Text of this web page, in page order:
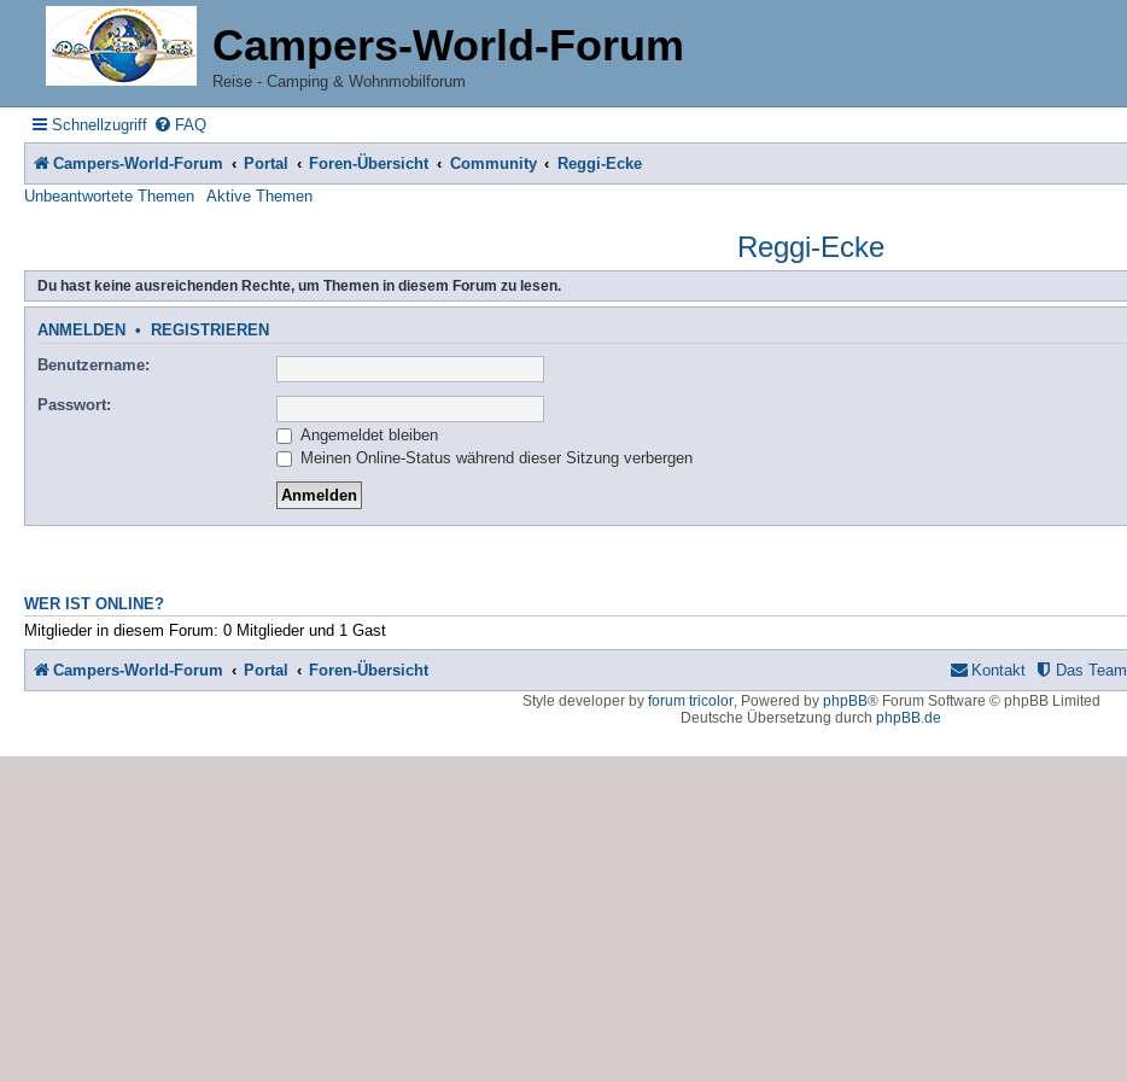
Campers-World-Forum
Reise - Camping & Wohnmobilforum
Schnellzugriff FAQ
Campers-World-Forum Portal Foren-Übersicht Community
Reggi-Ecke
Unbeantwortete Themen
Aktive Themen
Reggi-Ecke
Du hast keine ausreichenden Rechte, um Themen in diesem Forum zu lesen.
ANMELDEN • REGISTRIEREN
Benutzername:
Passwort:
Angemeldet bleiben
Meinen Online-Status während dieser Sitzung verbergen
WER IST ONLINE?
Mitglieder in diesem Forum: 0 Mitglieder und 1 Gast
Campers-World-Forum Portal Foren-Übersicht Das Team
Kontakt
Style developer by forum tricolor, Powered by phpBB® Forum Software © phpBB Limited
Deutsche Übersetzung durch phpBB.de